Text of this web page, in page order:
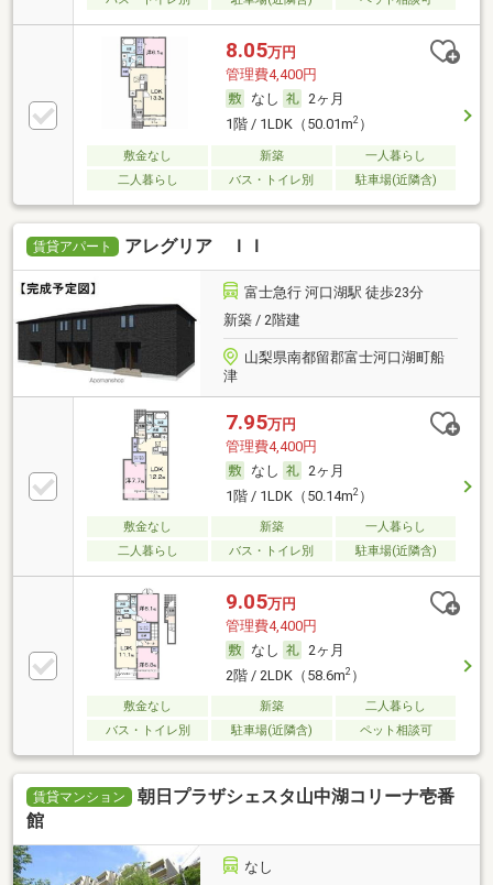
8.05万円
管理費4,400円
なし
2ヶ月
1階 / 1LDK（50.01m2）
敷金なし 新築
一人暮らし
二人暮らし
バス・トイレ別 駐車場(近隣含)
賃貸アパート アレグリア ＩＩ
富士急行 河口湖駅 徒歩23分
新築 / 2階建
山梨県南都留郡富士河口湖町船
津
7.95万円
管理費4,400円
なし
2ヶ月
1階 / 1LDK（50.14m2）
敷金なし 新築
一人暮らし
二人暮らし
バス・トイレ別 駐車場(近隣含)
9.05万円
管理費4,400円
なし
2ヶ月
2階 / 2LDK（58.6m2）
敷金なし 新築
二人暮らし
バス・トイレ別
駐車場(近隣含) ペット相談可
賃貸マンション
朝日プラザシェスタ山中湖コリーナ壱番
館
なし